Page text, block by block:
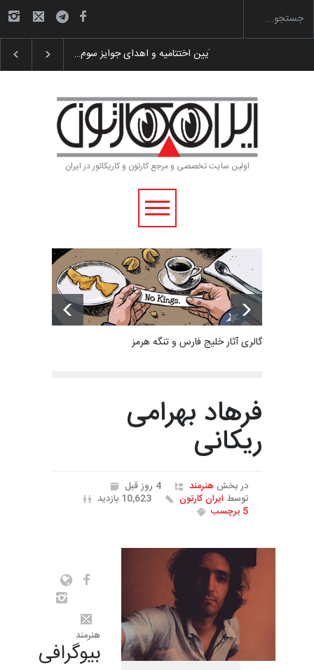
به یاد اردوغان باشول (۱۹۳۶–۲۰۲۶)
اولین سایت تخصصی و مرجع کارتون و کاریکاتور در ایران
گالری آثار خلیج فارس و تنگه هرمز
فرهاد بهرامی
ریکانی
در بخشهنرمند
4 روز قبل
توسط ایران کارتون
10,623 بازدید
5 برچسب
هنرمند
بیوگرافی